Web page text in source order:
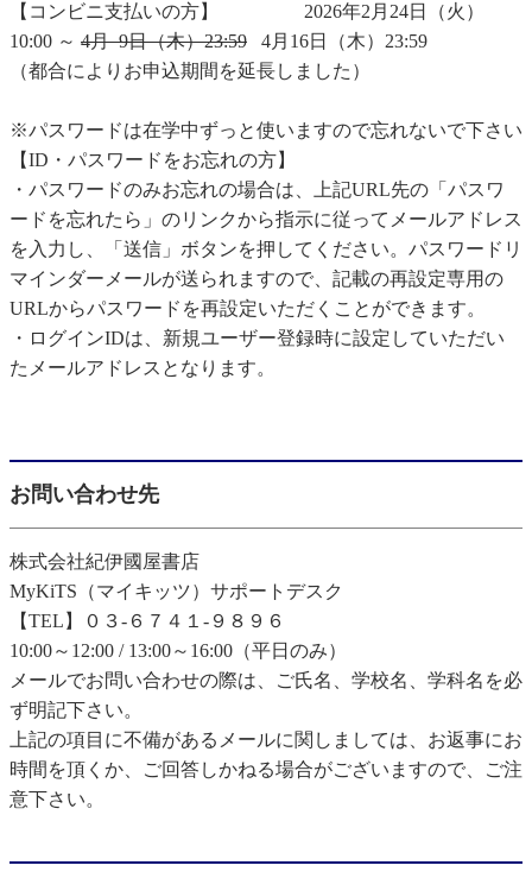
【コンビニ支払いの方】 2026年2月24日（火）
10:00 ～ 4月 9日（木）23:59 4月16日（木）23:59
（都合によりお申込期間を延長しました）
※パスワードは在学中ずっと使いますので忘れないで下さい
【ID・パスワードをお忘れの方】
・パスワードのみお忘れの場合は、上記URL先の「パスワ
ードを忘れたら」のリンクから指示に従ってメールアドレス
を入力し、「送信」ボタンを押してください。パスワードリ
マインダーメールが送られますので、記載の再設定専用の
URLからパスワードを再設定いただくことができます。
・ログインIDは、新規ユーザー登録時に設定していただい
たメールアドレスとなります。
お問い合わせ先
株式会社紀伊國屋書店
MyKiTS（マイキッツ）サポートデスク
【TEL】０３-６７４１-９８９６
10:00～12:00 / 13:00～16:00（平日のみ）
メールでお問い合わせの際は、ご氏名、学校名、学科名を必
ず明記下さい。
上記の項目に不備があるメールに関しましては、お返事にお
時間を頂くか、ご回答しかねる場合がございますので、ご注
意下さい。